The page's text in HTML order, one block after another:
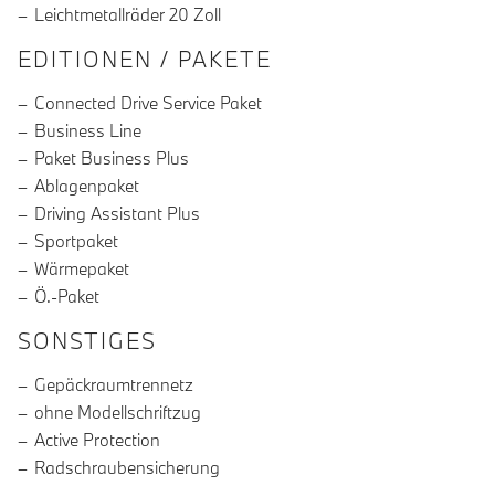
Leichtmetallräder 20 Zoll
EDITIONEN / PAKETE
Connected Drive Service Paket
Business Line
Paket Business Plus
Ablagenpaket
Driving Assistant Plus
Sportpaket
Wärmepaket
Ö.-Paket
SONSTIGES
Gepäckraumtrennetz
ohne Modellschriftzug
Active Protection
Radschraubensicherung